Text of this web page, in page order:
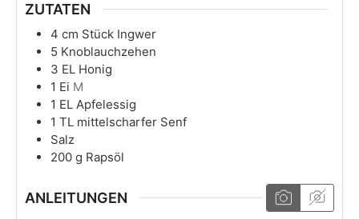
ZUTATEN
4 cm Stück Ingwer
5 Knoblauchzehen
3 EL Honig
1 Ei M
1 EL Apfelessig
1 TL mittelscharfer Senf
Salz
200 g Rapsöl
ANLEITUNGEN